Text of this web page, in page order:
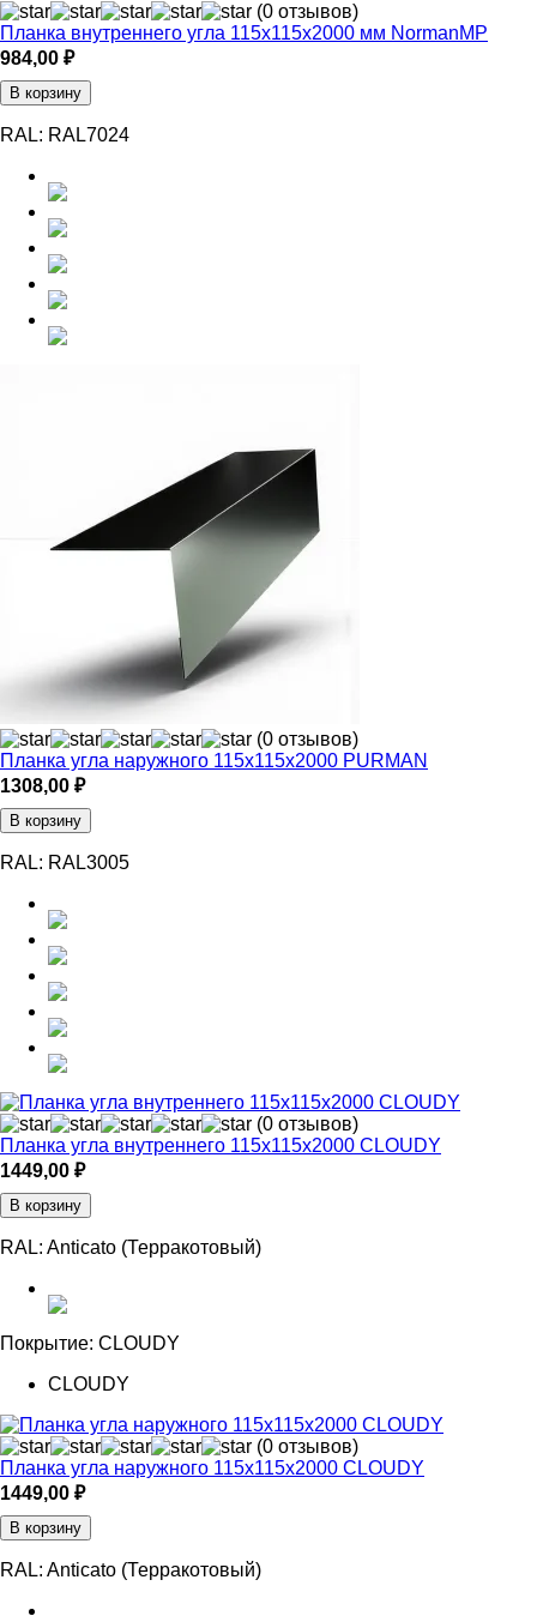
(0 отзывов)
Планка внутреннего угла 115х115х2000 мм NormanMP
984,00 ₽
В корзину
RAL: RAL7024
(0 отзывов)
Планка угла наружного 115х115х2000 PURMAN
1308,00 ₽
В корзину
RAL: RAL3005
(0 отзывов)
Планка угла внутреннего 115х115х2000 CLOUDY
1449,00 ₽
В корзину
RAL: Anticato (Терракотовый)
Покрытие: CLOUDY
CLOUDY
(0 отзывов)
Планка угла наружного 115х115х2000 CLOUDY
1449,00 ₽
В корзину
RAL: Anticato (Терракотовый)